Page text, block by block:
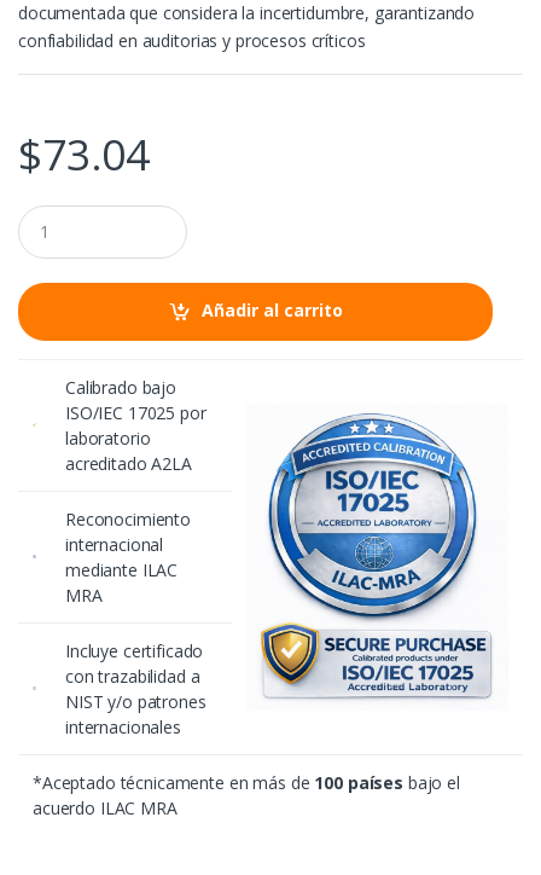
documentada que considera la incertidumbre, garantizando
confiabilidad en auditorias y procesos críticos
$73.04
C
a
n
i
d
Añadir al carrito
Calibrado bajo
ISO/IEC 17025 por
laboratorio
acreditado A2LA
Reconocimiento
internacional
mediante ILAC
MRA
Incluye certificado
con trazabilidad a
NIST y/o patrones
internacionales
*Aceptado técnicamente en más de 100 países bajo el
acuerdo ILAC MRA